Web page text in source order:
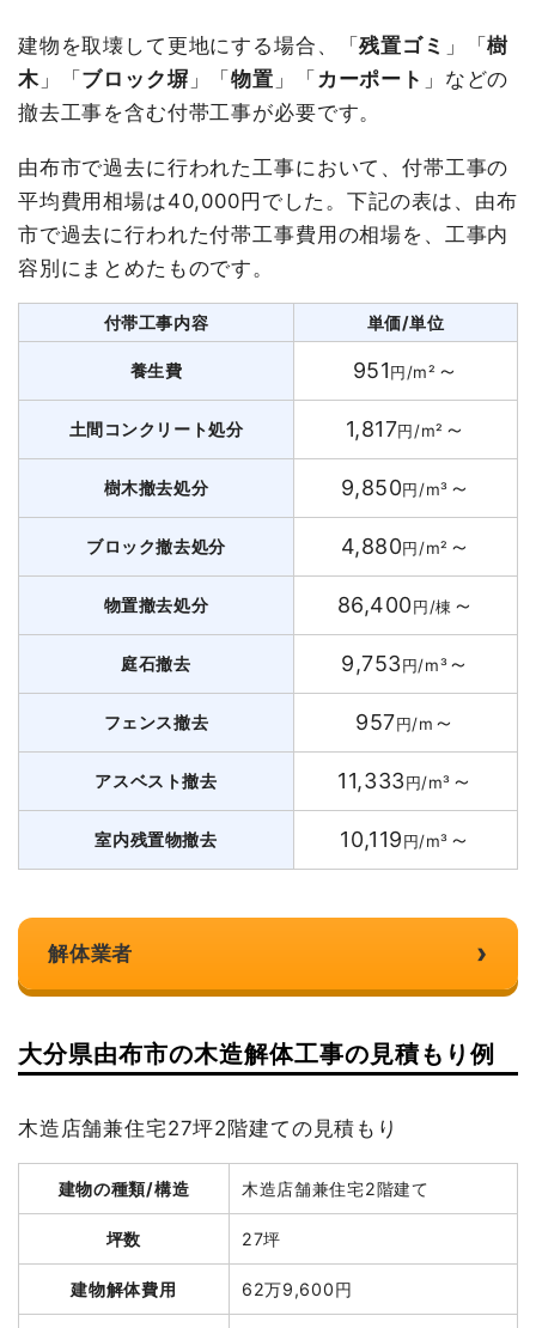
建物を取壊して更地にする場合、「残置ゴミ 」「樹
木」「 ブロック塀 」「物置 」「 カーポート 」などの
撤去工事を含む付帯工事が必要です。
由布市で過去に行われた工事において、付帯工事の
平均費用相場は40,000円でした。下記の表は、由布
市で過去に行われた付帯工事費用の相場を、工事内
容別にまとめたものです。
付帯工事内容 単価/単位
養生費 951円/m² ～
土間コンクリート処分 1,817円/m² ～
樹木撤去処分 9,850円/m³ ～
ブロック撤去処分 4,880円/m² ～
物置撤去処分 86,400円/棟 ～
庭石撤去 9,753円/m³～
フェンス撤去 957円/m ～
アスベスト撤去 11,333円/m³ ～
室内残置物撤去 10,119円/m³ ～
解体業者 ›
大分県由布市の木造解体工事の見積もり例
木造店舗兼住宅27坪2階建ての見積もり
建物の種類/構造 木造店舗兼住宅2階建て
坪数 27坪
建物解体費用 62万9,600円